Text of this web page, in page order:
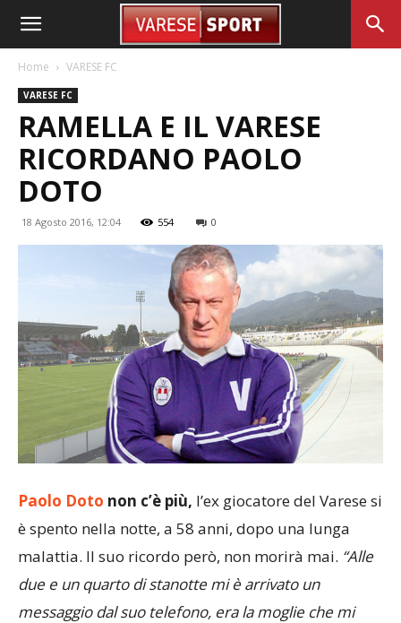
Home VARESE FC
VARESE FC
RAMELLA E IL VARESE
RICORDANO PAOLO
DOTO
18 Agosto 2016, 12:04 554 0
Paolo Doto non c’è più, l’ex giocatore del Varese si
è spento nella notte, a 58 anni, dopo una lunga
malattia. Il suo ricordo però, non morirà mai. “Alle
due e un quarto di stanotte mi è arrivato un
messaggio dal suo telefono, era la moglie che mi